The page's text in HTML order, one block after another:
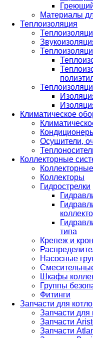
Материалы
Теплоизоляция
Климатическое
Осушители,
Коллекторные
Коллекторы
Гидрострелки
типа
Крепеж и
Насосные
Шкафы
Группы
Фитинги
Запчасти для
Запчасти для
Запчасти
Запчасти